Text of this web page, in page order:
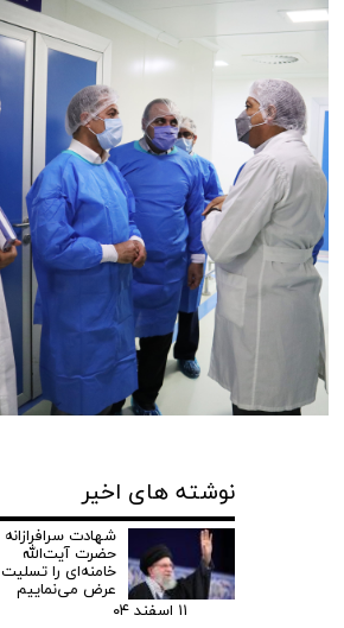
نوشته های اخیر
شهادت سرافرازانه
حضرت آیت‌الله
خامنه‌ای را تسلیت
عرض می‌نماییم
۱۱ اسفند ۰۴